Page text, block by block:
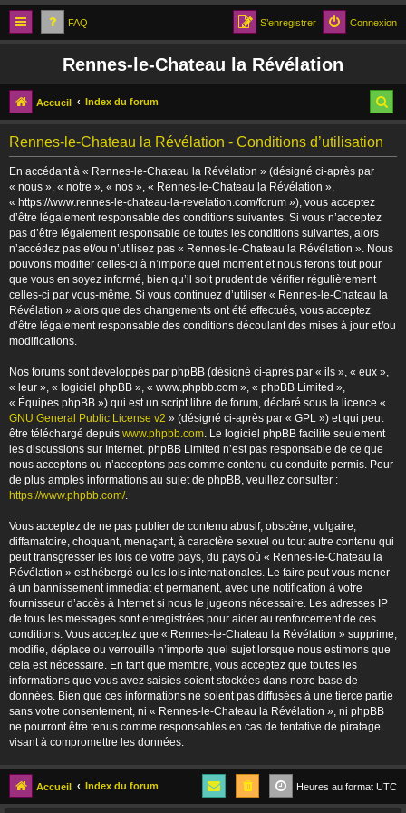
FAQ Connexion
S’enregistrer
Rennes-le-Chateau la Révélation
Accueil Index du forum
Rennes-le-Chateau la Révélation - Conditions d’utilisation
En accédant à « Rennes-le-Chateau la Révélation » (désigné ci-après par
« nous », « notre », « nos », « Rennes-le-Chateau la Révélation »,
« https://www.rennes-le-chateau-la-revelation.com/forum »), vous acceptez
d’être légalement responsable des conditions suivantes. Si vous n’acceptez
pas d’être légalement responsable de toutes les conditions suivantes, alors
n’accédez pas et/ou n’utilisez pas « Rennes-le-Chateau la Révélation ». Nous
pouvons modifier celles-ci à n’importe quel moment et nous ferons tout pour
que vous en soyez informé, bien qu’il soit prudent de vérifier régulièrement
celles-ci par vous-même. Si vous continuez d’utiliser « Rennes-le-Chateau la
Révélation » alors que des changements ont été effectués, vous acceptez
d’être légalement responsable des conditions découlant des mises à jour et/ou
modifications.
Nos forums sont développés par phpBB (désigné ci-après par « ils », « eux »,
« leur », « logiciel phpBB », « www.phpbb.com », « phpBB Limited »,
« Équipes phpBB ») qui est un script libre de forum, déclaré sous la licence «
GNU General Public License v2 » (désigné ci-après par « GPL ») et qui peut
être téléchargé depuis www.phpbb.com. Le logiciel phpBB facilite seulement
les discussions sur Internet. phpBB Limited n’est pas responsable de ce que
nous acceptons ou n’acceptons pas comme contenu ou conduite permis. Pour
de plus amples informations au sujet de phpBB, veuillez consulter :
https://www.phpbb.com/.
Vous acceptez de ne pas publier de contenu abusif, obscène, vulgaire,
diffamatoire, choquant, menaçant, à caractère sexuel ou tout autre contenu qui
peut transgresser les lois de votre pays, du pays où « Rennes-le-Chateau la
Révélation » est hébergé ou les lois internationales. Le faire peut vous mener
à un bannissement immédiat et permanent, avec une notification à votre
fournisseur d’accès à Internet si nous le jugeons nécessaire. Les adresses IP
de tous les messages sont enregistrées pour aider au renforcement de ces
conditions. Vous acceptez que « Rennes-le-Chateau la Révélation » supprime,
modifie, déplace ou verrouille n’importe quel sujet lorsque nous estimons que
cela est nécessaire. En tant que membre, vous acceptez que toutes les
informations que vous avez saisies soient stockées dans notre base de
données. Bien que ces informations ne soient pas diffusées à une tierce partie
sans votre consentement, ni « Rennes-le-Chateau la Révélation », ni phpBB
ne pourront être tenus comme responsables en cas de tentative de piratage
visant à compromettre les données.
Accueil Index du forum Heures au format UTC